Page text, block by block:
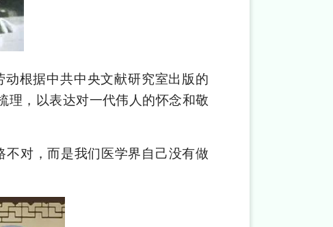
根据中共中央文献研究室出版的
理，以表达对一代伟人的怀念和敬
不对，而是我们医学界自己没有做